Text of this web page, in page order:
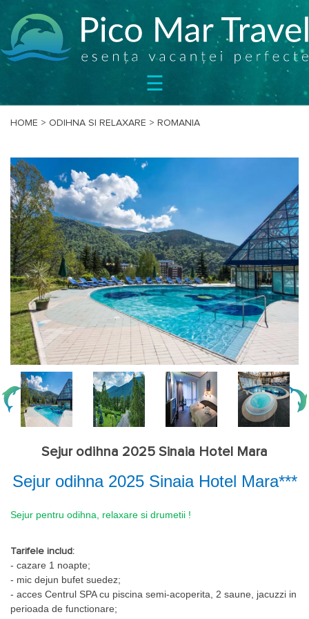
☰
SEJURURI
BILETE
BLOG
DESPRE
NOI
CONTACT
HOME > ODIHNA SI RELAXARE > ROMANIA
Sejur odihna 2025 Sinaia Hotel Mara
Sejur odihna 2025 Sinaia Hotel Mara***
Sejur pentru odihna, relaxare si drumetii !
Tarifele includ:
- cazare 1 noapte;
- mic dejun bufet suedez;
- acces Centrul SPA cu piscina semi-acoperita, 2 saune, jacuzzi in
perioada de functionare;